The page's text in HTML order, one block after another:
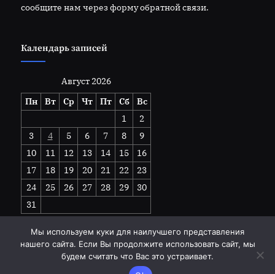
сообщите нам через форму обратной связи.
Календарь записей
Август 2026
Пн
Вт Ср Чт Пт Сб
Вс
1
2
3
4 5 6 7 8
9
10
11 12 13 14 15
16
17
18 19 20 21 22
23
24
25 26 27 28 29
30
31
Copyright © 2026 goodhandwork.ru.
Мы используем куки для наилучшего представления
нашего сайта. Если Вы продолжите использовать сайт, мы
будем считать что Вас это устраивает.